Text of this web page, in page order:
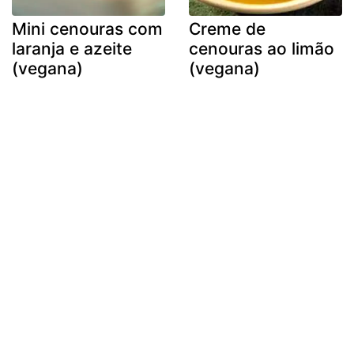
Mini cenouras com
laranja e azeite
(vegana)
Creme de
cenouras ao limão
(vegana)